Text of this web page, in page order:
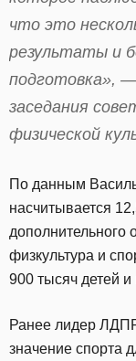
что это
результаты и
подготовка», —
заседания
физической
По данным
насчитывается
дополнительного
физкультура и
900 тысяч детей и
Ранее лидер
значение спорта